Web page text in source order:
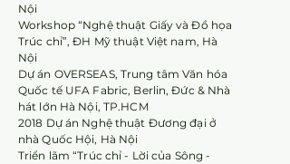
Nội
Workshop “Nghệ thuật Giấy và Đồ họa
Trúc chỉ”, ĐH Mỹ thuật Việt nam, Hà
Nội
Dự án OVERSEAS, Trung tâm Văn hóa
Quốc tế UFA Fabric, Berlin, Đức & Nhà
hát lớn Hà Nội, TP.HCM
2018 Dự án Nghệ thuật Đương đại ở
nhà Quốc Hội, Hà Nội
Triển lãm “Trúc chỉ - Lời của Sông -